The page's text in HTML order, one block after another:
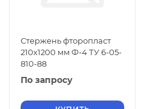
Стержень фторопласт
210х1200 мм Ф-4 ТУ 6-05-
810-88
По запросу